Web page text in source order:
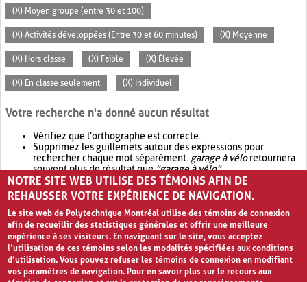
(X) Moyen groupe (entre 30 et 100)
(X) Activités développées (Entre 30 et 60 minutes) (X) Moyenne
(X) Hors classe (X) Faible (X) Élevée
(X) En classe seulement (X) Individuel
Votre recherche n'a donné aucun résultat
Vérifiez que l'orthographe est correcte.
Supprimez les guillemets autour des expressions pour
rechercher chaque mot séparément. garage à véloretournera
souvent plus de résultat que"garage à vélo".
Envisagez d'élargir votre recherche avec OR.garage OR vélo
retournera souvent plus de résultat quegarage à vélo
NOTRE SITE WEB UTILISE DES TÉMOINS AFIN DE
REHAUSSER VOTRE EXPÉRIENCE DE NAVIGATION.
Le site web de Polytechnique Montréal utilise des témoins de connexion
afin de recueillir des statistiques générales et offrir une meilleure
expérience à ses visiteurs. En naviguant sur le site, vous acceptez
l’utilisation de ces témoins selon les modalités spécifiées aux conditions
d’utilisation. Vous pouvez refuser les témoins de connexion en modifiant
vos paramètres de navigation. Pour en savoir plus sur le recours aux